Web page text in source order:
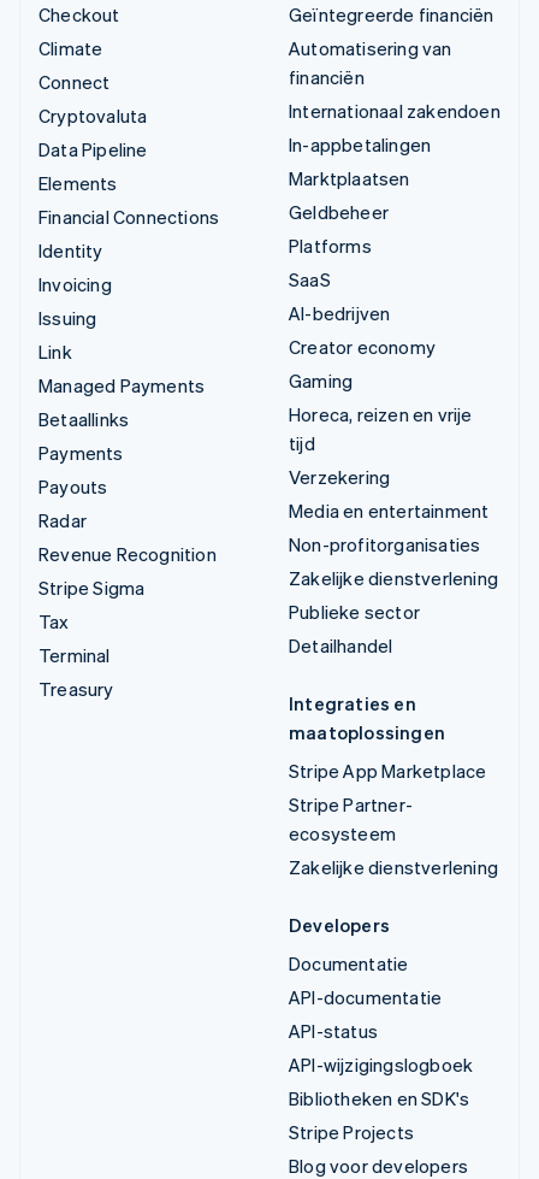
Checkout
Climate
Connect
Cryptovaluta
Data Pipeline
Elements
Financial Connections
Identity
Invoicing
Issuing
Link
Managed Payments
Betaallinks
Payments
Payouts
Radar
Revenue Recognition
Stripe Sigma
Tax
Terminal
Treasury
Geïntegreerde financiën
Automatisering van
financiën
Internationaal zakendoen
In-appbetalingen
Marktplaatsen
Geldbeheer
Platforms
SaaS
AI-bedrijven
Creator economy
Gaming
Horeca, reizen en vrije
tijd
Verzekering
Media en entertainment
Non-profitorganisaties
Zakelijke dienstverlening
Publieke sector
Detailhandel
Integraties en
maatoplossingen
Stripe App Marketplace
Stripe Partner-
ecosysteem
Zakelijke dienstverlening
Developers
Documentatie
API-documentatie
API-status
API-wijzigingslogboek
Bibliotheken en SDK's
Stripe Projects
Blog voor developers